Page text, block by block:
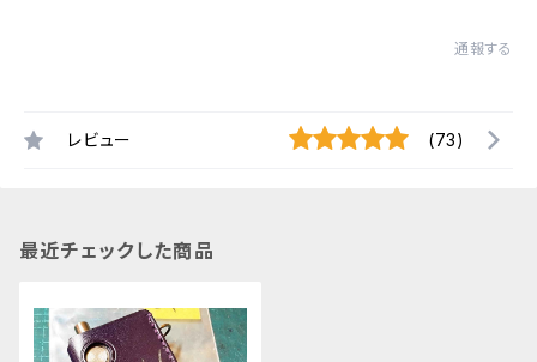
通報する
レビュー (73)
最近チェックした商品